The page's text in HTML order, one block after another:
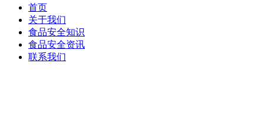
首页
关于我们
食品安全知识
食品安全资讯
联系我们